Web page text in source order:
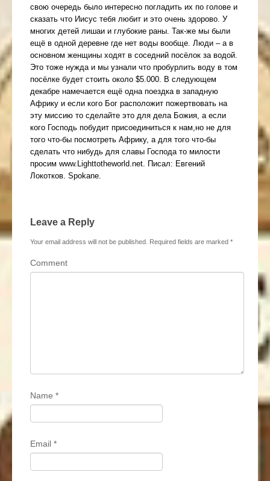
свою очередь было интересно погладить их по голове и
сказать что Иисус тебя любит и это очень здорово. У
многих детей лишаи и глубокие раны. Так-же мы были
ещё в одной деревне где нет воды вообще. Люди – а в
основном женщины ходят в соседний посёлок за водой.
Это тоже нужда и мы узнали что пробурлить воду в том
посёлке будет стоить около $5.000. В следующем
декабре намечается ещё одна поездка в западную
Африку и если кого Бог расположит пожертвовать на
эту миссию то сделайте это для дела Божия, а если
кого Господь побудит присоединиться к нам,но не для
того что-бы посмотреть Африку, а для того что-бы
сделать что нибудь для славы Господа то милости
просим www.Lighttotheworld.net. Писал: Евгений
Локотков. Spokane.
Leave a Reply
Your email address will not be published. Required fields are marked *
Comment
Name *
Email *